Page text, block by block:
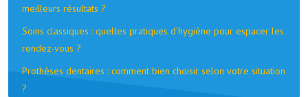
meilleurs résultats ?
Soins classiques : quelles pratiques d’hygiène pour espacer les
rendez-vous ?
Prothèses dentaires : comment bien choisir selon votre situation
?